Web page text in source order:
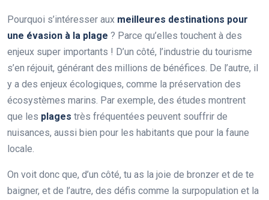
Pourquoi s’intéresser aux meilleures destinations pour
une évasion à la plage ? Parce qu’elles touchent à des
enjeux super importants ! D’un côté, l’industrie du tourisme
s’en réjouit, générant des millions de bénéfices. De l’autre, il
y a des enjeux écologiques, comme la préservation des
écosystèmes marins. Par exemple, des études montrent
que les plages très fréquentées peuvent souffrir de
nuisances, aussi bien pour les habitants que pour la faune
locale.
On voit donc que, d’un côté, tu as la joie de bronzer et de te
baigner, et de l’autre, des défis comme la surpopulation et la